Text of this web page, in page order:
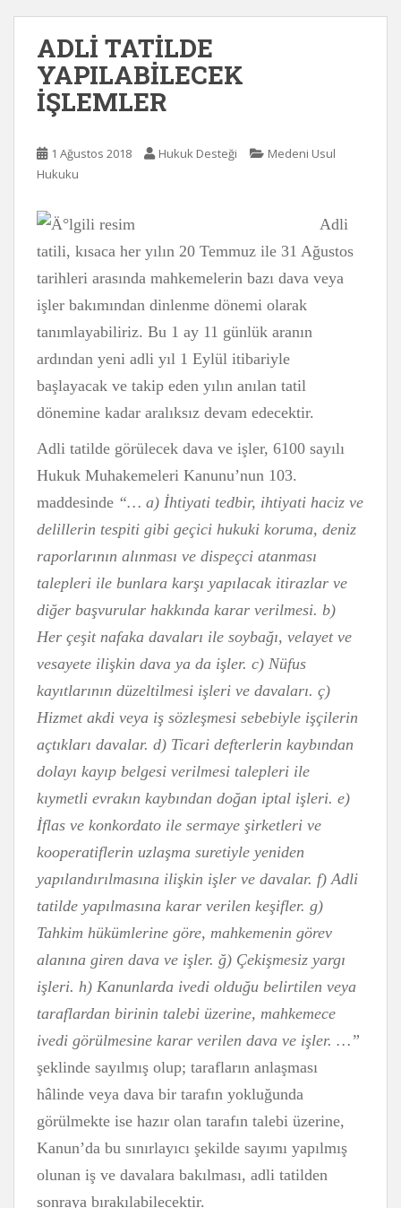
ADLİ TATİLDE
YAPILABİLECEK
İŞLEMLER
1 Ağustos 2018 Hukuk Desteği
Medeni Usul
Hukuku
Adli
tatili, kısaca her yılın 20 Temmuz ile 31 Ağustos
tarihleri arasında mahkemelerin bazı dava veya
işler bakımından dinlenme dönemi olarak
tanımlayabiliriz. Bu 1 ay 11 günlük aranın
ardından yeni adli yıl 1 Eylül itibariyle
başlayacak ve takip eden yılın anılan tatil
dönemine kadar aralıksız devam edecektir.
Adli tatilde görülecek dava ve işler, 6100 sayılı
Hukuk Muhakemeleri Kanunu’nun 103.
maddesinde “… a) İhtiyati tedbir, ihtiyati haciz ve
delillerin tespiti gibi geçici hukuki koruma, deniz
raporlarının alınması ve dispeçci atanması
talepleri ile bunlara karşı yapılacak itirazlar ve
diğer başvurular hakkında karar verilmesi. b)
Her çeşit nafaka davaları ile soybağı, velayet ve
vesayete ilişkin dava ya da işler. c) Nüfus
kayıtlarının düzeltilmesi işleri ve davaları. ç)
Hizmet akdi veya iş sözleşmesi sebebiyle işçilerin
açtıkları davalar. d) Ticari defterlerin kaybından
dolayı kayıp belgesi verilmesi talepleri ile
kıymetli evrakın kaybından doğan iptal işleri. e)
İflas ve konkordato ile sermaye şirketleri ve
kooperatiflerin uzlaşma suretiyle yeniden
yapılandırılmasına ilişkin işler ve davalar. f) Adli
tatilde yapılmasına karar verilen keşifler. g)
Tahkim hükümlerine göre, mahkemenin görev
alanına giren dava ve işler. ğ) Çekişmesiz yargı
işleri. h) Kanunlarda ivedi olduğu belirtilen veya
taraflardan birinin talebi üzerine, mahkemece
ivedi görülmesine karar verilen dava ve işler. …”
şeklinde sayılmış olup; tarafların anlaşması
hâlinde veya dava bir tarafın yokluğunda
görülmekte ise hazır olan tarafın talebi üzerine,
Kanun’da bu sınırlayıcı şekilde sayımı yapılmış
olunan iş ve davalara bakılması, adli tatilden
sonraya bırakılabilecektir.